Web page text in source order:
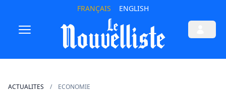
FRANÇAIS ENGLISH
ACTUALITES ECONOMIE